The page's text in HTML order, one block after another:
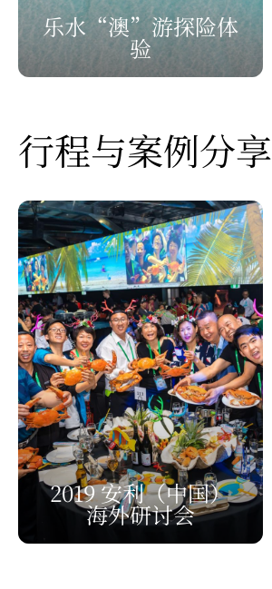
乐水“澳”游探险体
验
行程与案例分享
2019 安利（中国）
海外研讨会